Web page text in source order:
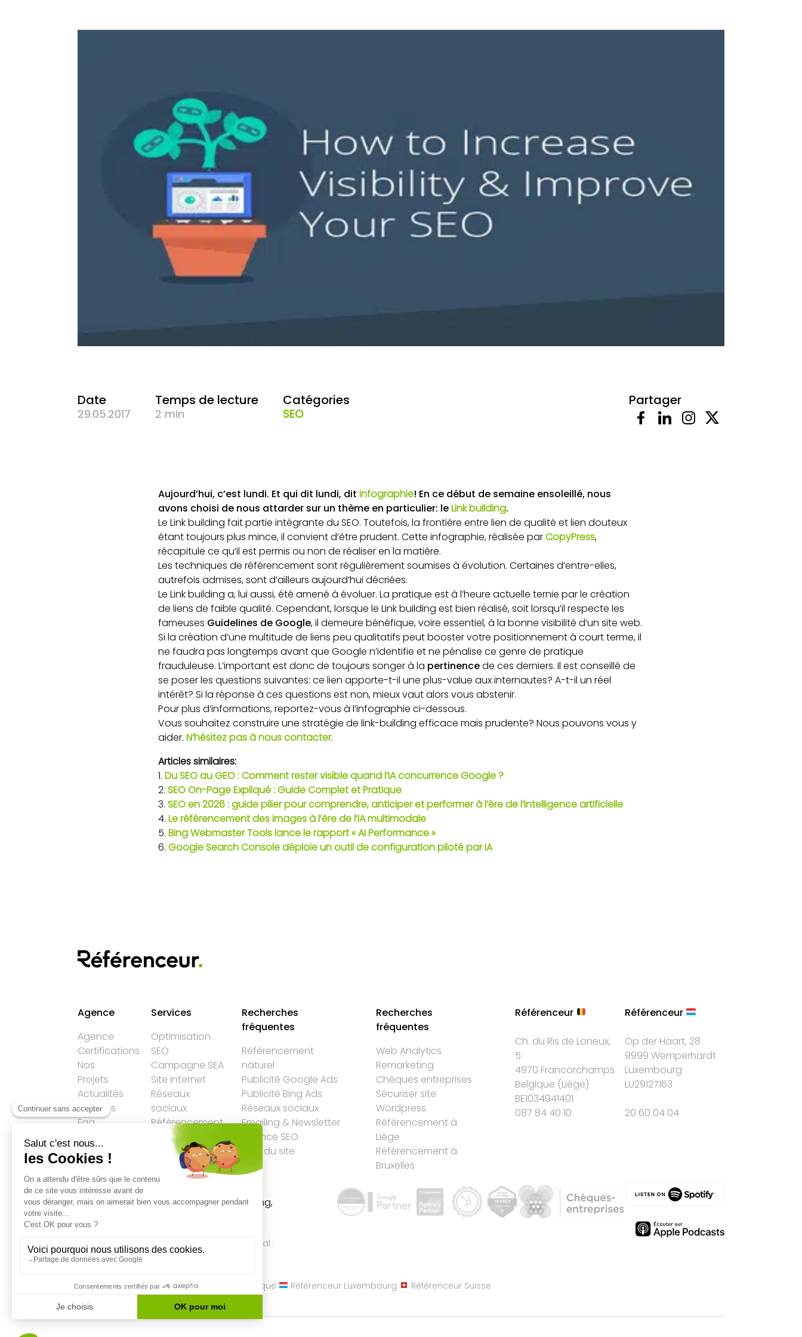
Date
29.05.2017
Temps de lecture
2 min
Catégories
SEO
Partager
Aujourd’hui, c’est lundi. Et qui dit lundi, ditinfographie! En ce début de semaine ensoleillé, nous
avons choisi de nous attarder sur un thème en particulier: leLink building.
Le Link building fait partie intégrante du SEO. Toutefois, la frontière entre lien de qualité et lien douteux
étant toujours plus mince, il convient d’être prudent. Cette infographie, réalisée parCopyPress,
récapitule ce qu’il est permis ou non de réaliser en la matière.
Les techniques de référencement sont régulièrement soumises à évolution. Certaines d’entre-elles,
autrefois admises, sont d’ailleurs aujourd’hui décriées.
Le Link building a, lui aussi, été amené à évoluer. La pratique est à l’heure actuelle ternie par le création
de liens de faible qualité. Cependant, lorsque le Link building est bien réalisé, soit lorsqu’il respecte les
fameuses Guidelines de Google, il demeure bénéfique, voire essentiel, à la bonne visibilité d’un site web.
Si la création d’une multitude de liens peu qualitatifs peut booster votre positionnement à court terme, il
ne faudra pas longtemps avant que Google n’identifie et ne pénalise ce genre de pratique
frauduleuse. L’important est donc de toujours songer à la pertinencede ces derniers. Il est conseillé de
se poser les questions suivantes: ce lien apporte-t-il une plus-value aux internautes? A-t-il un réel
intérêt? Si la réponse à ces questions est non, mieux vaut alors vous abstenir.
Pour plus d’informations, reportez-vous à l’infographie ci-dessous.
Vous souhaitez construire une stratégie de link-building efficace mais prudente? Nous pouvons vous y
aider.N’hésitez pas à nous contacter.
Articles similaires:
Du SEO au GEO : Comment rester visible quand l’IA concurrence Google ?
SEO On-Page Expliqué : Guide Complet et Pratique
SEO en 2026 : guide pilier pour comprendre, anticiper et performer à l’ère de l’intelligence artificielle
Le référencement des images à l’ère de l’IA multimodale
Bing Webmaster Tools lance le rapport « AI Performance »
Google Search Console déploie un outil de configuration piloté par IA
Agence
Agence
Certifications
Nos
Projets
Actualités
Services
Faq
Services
Optimisation
SEO
Campagne SEA
Site internet
Réseaux
sociaux
Référencement
Recherches
fréquentes
Référencement
naturel
Publicité Google Ads
Publicité Bing Ads
Réseaux sociaux
Emailing & Newsletter
Agence SEO
Plan du site
Recherches
fréquentes
Web Analytics
Remarketing
Chèques entreprises
Sécuriser site
Wordpress
Référencement à
Liège
Référencement à
Bruxelles
Référenceur
Ch. du Ris de Loneux,
5
4970 Francorchamps
Belgique (Liège)
BE1034941401
087 84 40 10
Référenceur
Op der Haart, 28
9999 Wemperhardt
Luxembourg
LU29127163
20 60 04 04
Accueil→SEO→Infographie: Link building,
Qualité des campagnes en
marketing digital :
4.7/5 étoiles sur107clients
Référenceur France Référenceur Belgique Référenceur Luxembourg Référenceur Suisse